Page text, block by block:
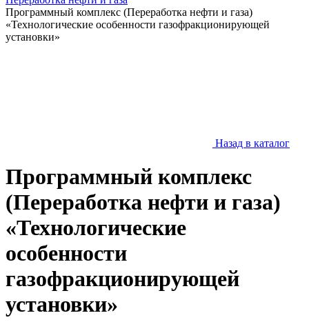
Программный комплекс (Переработка нефти и газа)
«Технологические особенности газофракционирующей
установки»
Назад в каталог
Программный комплекс
(Переработка нефти и газа)
«Технологические
особенности
газофракционирующей
установки»